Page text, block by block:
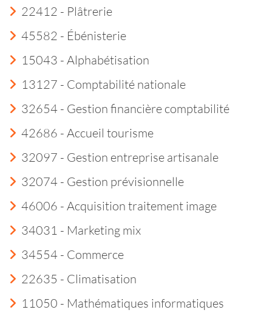
22412 - Plâtrerie
45582 - Ébénisterie
15043 - Alphabétisation
13127 - Comptabilité nationale
32654 - Gestion financière comptabilité
42686 - Accueil tourisme
32097 - Gestion entreprise artisanale
32074 - Gestion prévisionnelle
46006 - Acquisition traitement image
34031 - Marketing mix
34554 - Commerce
22635 - Climatisation
11050 - Mathématiques informatiques